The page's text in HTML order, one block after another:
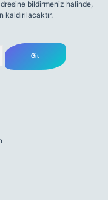
bildirmeniz halinde,